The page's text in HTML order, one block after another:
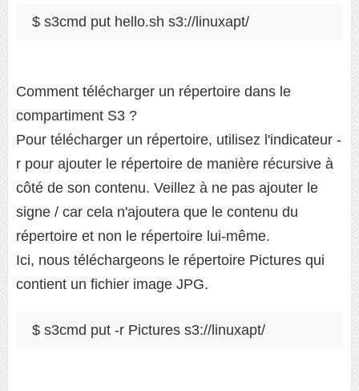
$ s3cmd put hello.sh s3://linuxapt/
Comment télécharger un répertoire dans le
compartiment S3 ?
Pour télécharger un répertoire, utilisez l'indicateur -
r pour ajouter le répertoire de manière récursive à
côté de son contenu. Veillez à ne pas ajouter le
signe / car cela n'ajoutera que le contenu du
répertoire et non le répertoire lui-même.
Ici, nous téléchargeons le répertoire Pictures qui
contient un fichier image JPG.
$ s3cmd put -r Pictures s3://linuxapt/